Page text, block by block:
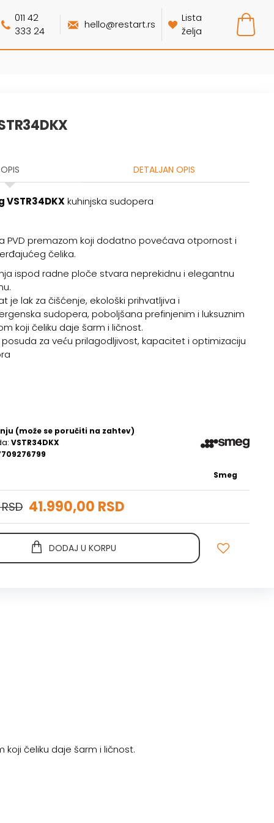
011 42
333 24
hello@restart.rs
Lista
želja
OPIS DETALJAN OPIS
VSTR34DKXkuhinjska sudopera
PVD premazom koji dodatno povećava otpornost i
čelika.
ispod radne ploče stvara neprekidnu i elegantnu
je lak za čišćenje, ekološki prihvatljiva i
sudopera, poboljšana prefinjenim i luksuznim
koji čeliku daje šarm i ličnost.
za veću prilagodljivost, kapacitet i optimizaciju
(može se poručiti na zahtev)
VSTR34DKX
Smeg
41.990,00 RSD
DODAJ U KORPU
koji čeliku daje šarm i ličnost.